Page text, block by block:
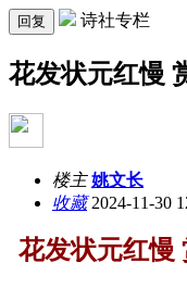
回复 诗社专栏
花发状元红慢
楼主 姚文长
收藏2024-11-30
花发状元红慢